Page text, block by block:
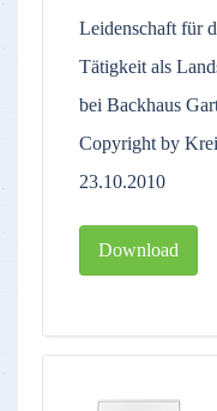
Leidenschaft für
Tätigkeit als
bei Backhaus
Copyright by
23.10.2010
Download